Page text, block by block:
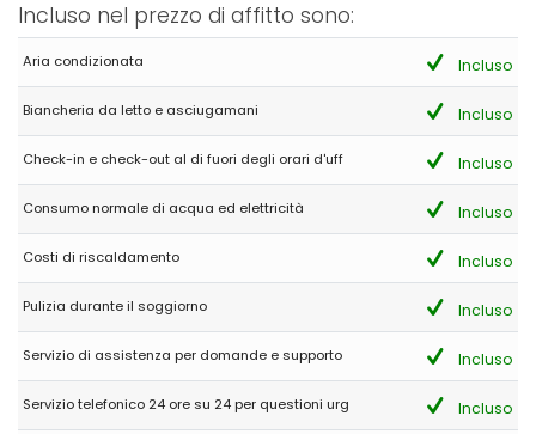
encuentra estuvo muy tranquila durante los días que pasamos
(segunda quincena de mayo) gracias a que había una
ocupación muy baja. En temporada alta es de esperar mayor
accesos tanto a las playas como a zonas de servicio. A la zona
del Puerto se puede ir andando perfectamente, a la zona del
Arenal y su playa es mejor en coche. Hay un buen
supermercado, farmacia y tiendas a menos de 10 min andando.
(Tradotto da Google)
L'appartamento ha una dimensione perfetta per due o quattro
assolutamente nulla. L'urbanizzazione in cui si trova era molto
tranquilla durante i giorni che abbiamo trascorso (seconda
metà di maggio) grazie al fatto che c'era un'occupazione molto
in una zona con ottimo accesso sia alle spiagge che alle aree di
servizio. Puoi raggiungere a piedi l'area del porto perfettamente,
l'area dell'Arenal e la sua spiaggia è meglio in auto. C'è un buon
supermercato, farmacia e negozi a 10 minuti a piedi.
Incluso nel prezzo di affitto sono:
Aria condizionata Incluso
Biancheria da letto e asciugamani Incluso
Check-in e check-out al di fuori degli orari d'uff Incluso
Consumo normale di acqua ed elettricità Incluso
Costi di riscaldamento Incluso
Pulizia durante il soggiorno Incluso
Servizio di assistenza per domande e supporto Incluso
Servizio telefonico 24 ore su 24 per questioni urg Incluso